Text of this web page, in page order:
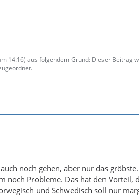
14:16) aus folgendem Grund: Dieser Beitrag
noch gehen, aber nur das
noch Probleme. Das hat den Vorteil,
und Schwedisch soll nur